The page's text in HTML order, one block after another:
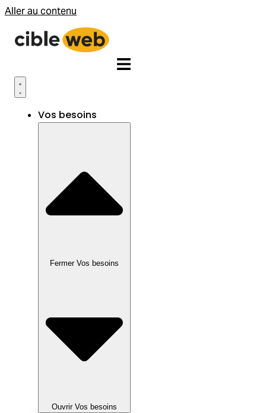
Aller au contenu
Vos besoins
Fermer Vos besoins
Ouvrir Vos besoins